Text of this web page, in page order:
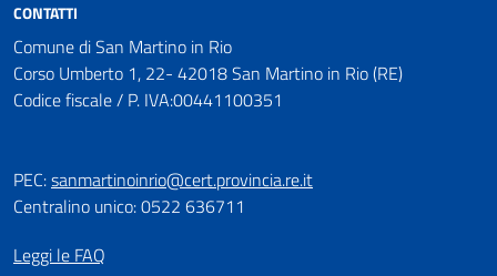
CONTATTI
Comune di San Martino in Rio
Corso Umberto 1, 22- 42018 San Martino in Rio (RE)
Codice fiscale / P. IVA:00441100351
PEC:sanmartinoinrio@cert.provincia.re.it
Centralino unico: 0522 636711
Leggi le FAQ